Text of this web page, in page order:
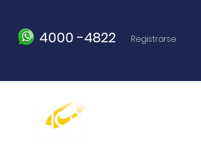
4000 -4822 Registrarse